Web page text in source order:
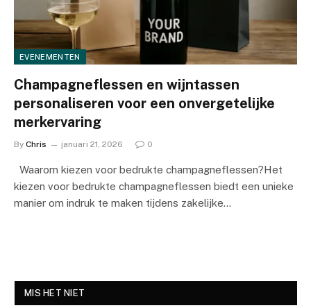
EVENEMENTEN
Champagneflessen en wijntassen
personaliseren voor een onvergetelijke
merkervaring
By Chris januari 21, 2026 0
Waarom kiezen voor bedrukte champagneflessen?Het
kiezen voor bedrukte champagneflessen biedt een unieke
manier om indruk te maken tijdens zakelijke…
MIS HET NIET